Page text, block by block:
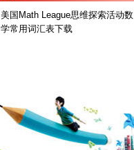
美国Math League思维探索活动数
学常用词汇表下载